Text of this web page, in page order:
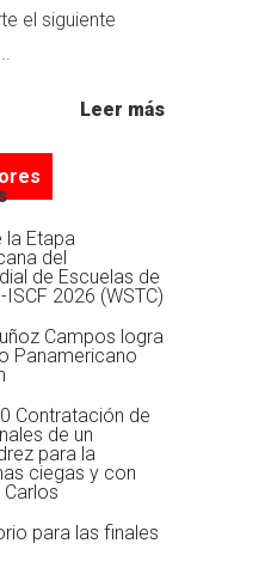
el siguiente
Leer más
la Etapa
del
de Escuelas de
2026 (WSTC)
Campos logra
Panamericano
Contratación de
de un
para la
ciegas y con
Carlos
para las finales